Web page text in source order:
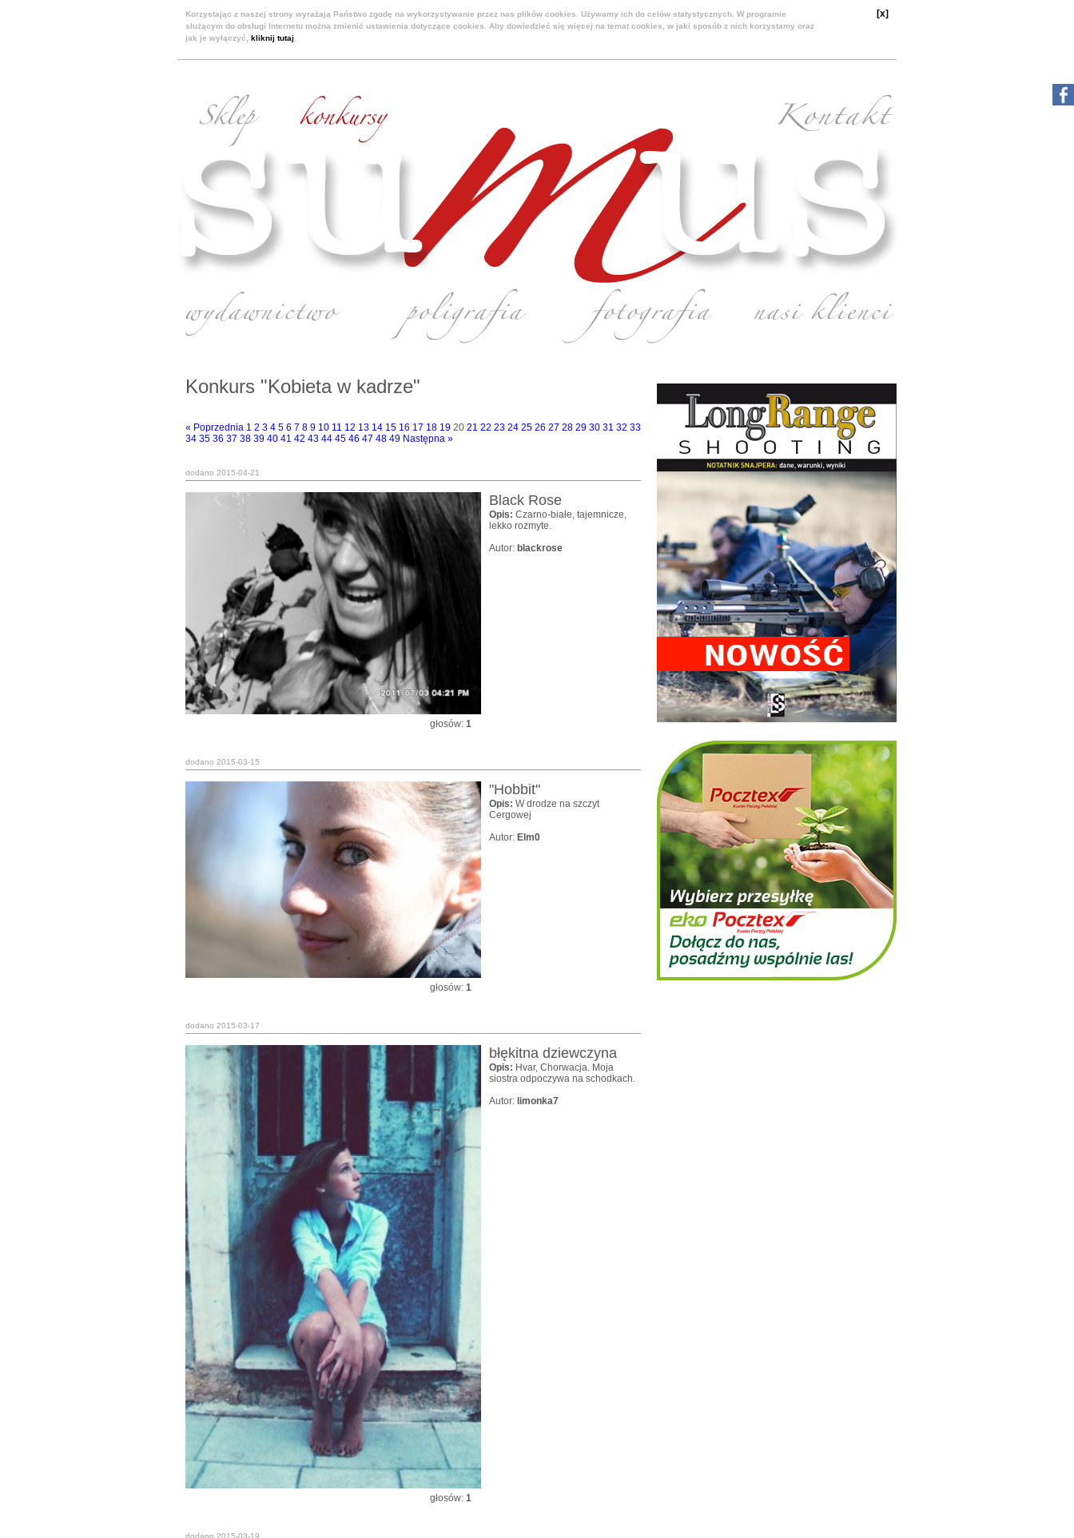
Korzystając z naszej strony wyrażają Państwo zgodę na wykorzystywanie przez nas plików cookies. Używamy ich do celów statystycznych. W programie
służącym do obsługi Internetu można zmienić ustawienia dotyczące cookies. Aby dowiedzieć się więcej na temat cookies, w jaki sposób z nich korzystamy oraz
jak je wyłączyć, kliknij tutaj
[x]
Konkurs "Kobieta w kadrze"
« Poprzednia 1 2 3 4 5 6 7 8 9 10 11 12 13 14 15 16 17 18 19 20 21 22 23 24 25 26 27 28 29 30 31 32 33
34 35 36 37 38 39 40 41 42 43 44 45 46 47 48 49 Następna »
dodano 2015-04-21
głosów: 1
Black Rose
Opis: Czarno-białe, tajemnicze,
lekko rozmyte.
Autor: blackrose
dodano 2015-03-15
głosów: 1
"Hobbit"
Opis: W drodze na szczyt
Cergowej
Autor: Elm0
dodano 2015-03-17
głosów: 1
błękitna dziewczyna
Opis: Hvar, Chorwacja. Moja
siostra odpoczywa na schodkach.
Autor: limonka7
dodano 2015-03-19